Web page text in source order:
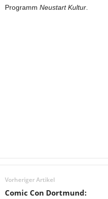
Programm Neustart Kultur
Vorheriger Artikel
Comic Con Dortmund: